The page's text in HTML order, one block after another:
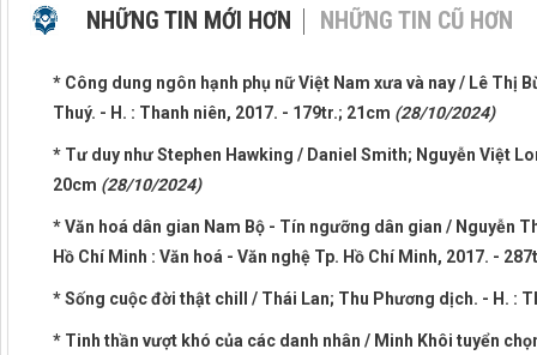
NHỮNG TIN MỚI HƠN NHỮNG TIN CŨ HƠN
* Công dung ngôn hạnh phụ nữ Việt Nam xưa và nay / Lê Thị
Thuý. - H. : Thanh niên, 2017. - 179tr.; 21cm (28/10/2024)
* Tư duy như Stephen Hawking / Daniel Smith; Nguyễn Việt
20cm (28/10/2024)
* Văn hoá dân gian Nam Bộ - Tín ngưỡng dân gian / Nguyễn
Hồ Chí Minh : Văn hoá - Văn nghệ Tp. Hồ Chí Minh, 2017. -
* Sống cuộc đời thật chill / Thái Lan; Thu Phương dịch. - H. :
* Tinh thần vượt khó của các danh nhân / Minh Khôi tuyển